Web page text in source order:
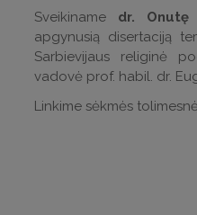
Sveikiname dr. Onutę
apgynusią disertaciją
Sarbievijaus religinė
vadovė prof. habil. dr.
Linkime sėkmės